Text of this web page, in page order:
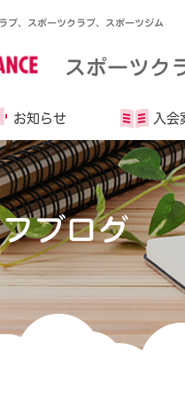
ブ、スポーツクラブ、スポーツジム
スポーツク
お知らせ 入会
ブログ